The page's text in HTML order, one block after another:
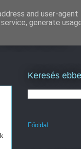
Keresés
Főoldal
and user-agent
generate